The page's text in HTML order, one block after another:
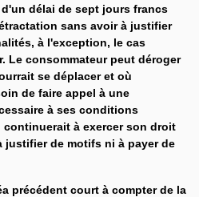
délai de sept jours francs
sans avoir à justifier
à l'exception, le cas
Le consommateur peut déroger
se déplacer et où
de faire appel à une
à ses conditions
continuerait à exercer son droit
justifier de motifs ni à payer de
précédent court à compter de la